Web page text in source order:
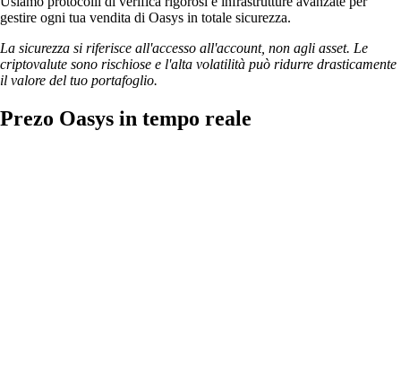
gestire ogni tua vendita di Oasys in totale sicurezza.
La sicurezza si riferisce all'accesso all'account, non agli asset. Le
criptovalute sono rischiose e l'alta volatilità può ridurre drasticamente
il valore del tuo portafoglio.
Prezo Oasys in tempo reale